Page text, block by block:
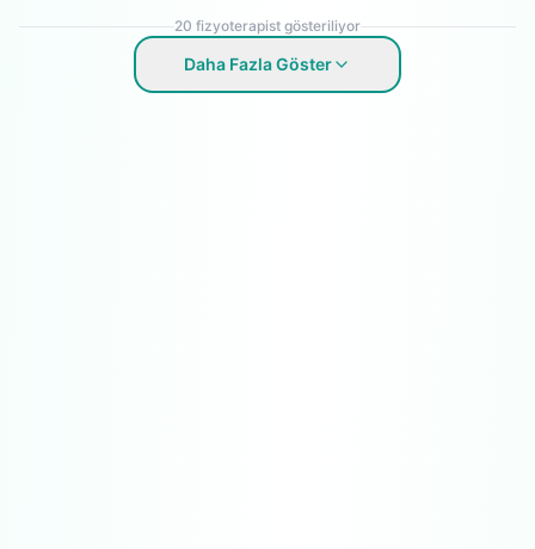
20 fizyoterapist gösteriliyor
Daha Fazla Göster